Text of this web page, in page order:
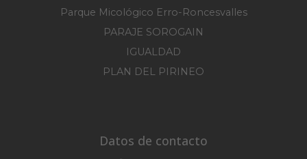
Parque Micológico Erro-Roncesvalles
PARAJE SOROGAIN
IGUALDAD
PLAN DEL PIRINEO
Datos de contacto